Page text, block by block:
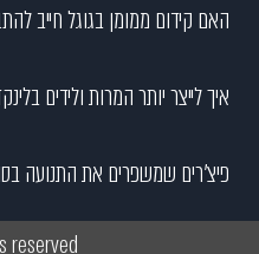
האם קידום ממומן בגוגל חייב
איך לייצר יותר המרות ולידים
פיצ’רים שמשפרים את התנועה
© -